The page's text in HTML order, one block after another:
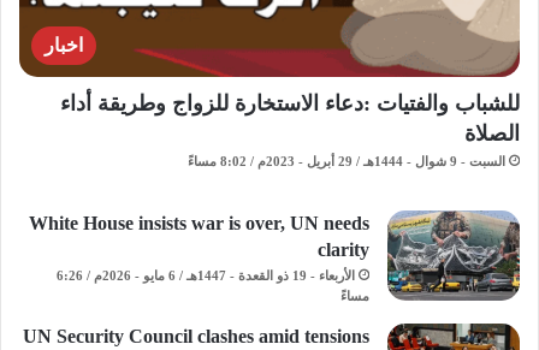
اخبار
للشباب والفتيات :دعاء الاستخارة للزواج وطريقة أداء
الصلاة
السبت - 9 شوال - 1444هـ / 29 أبريل - 2023م / 8:02 مساءً
White House insists war is over, UN needs
clarity
الأربعاء - 19 ذو القعدة - 1447هـ / 6 مايو - 2026م / 6:26
مساءً
UN Security Council clashes amid tensions